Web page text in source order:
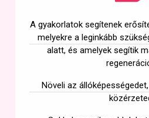
A gyakorlatok segítenek
melyekre a leginkább
alatt, és amelyek segítik
Növeli az